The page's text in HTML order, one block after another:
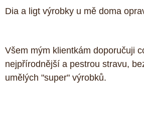
Dia a ligt výrobky u mě doma
Všem mým klientkám doporučuji
nejpřírodnější a pestrou stravu,
umělých "super" výrobků.